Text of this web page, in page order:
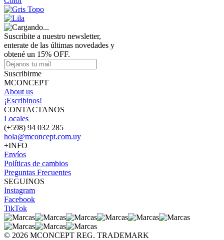
Suscribite a nuestro newsletter,
enterate de las últimas novedades y
obtené un 15% OFF.
Suscribirme
MCONCEPT
About us
¡Escribinos!
CONTACTANOS
Locales
(+598) 94 032 285
hola@mconcept.com.uy
+INFO
Envíos
Políticas de cambios
Preguntas Frecuentes
SEGUINOS
Instagram
Facebook
TikTok
© 2026 MCONCEPT REG. TRADEMARK